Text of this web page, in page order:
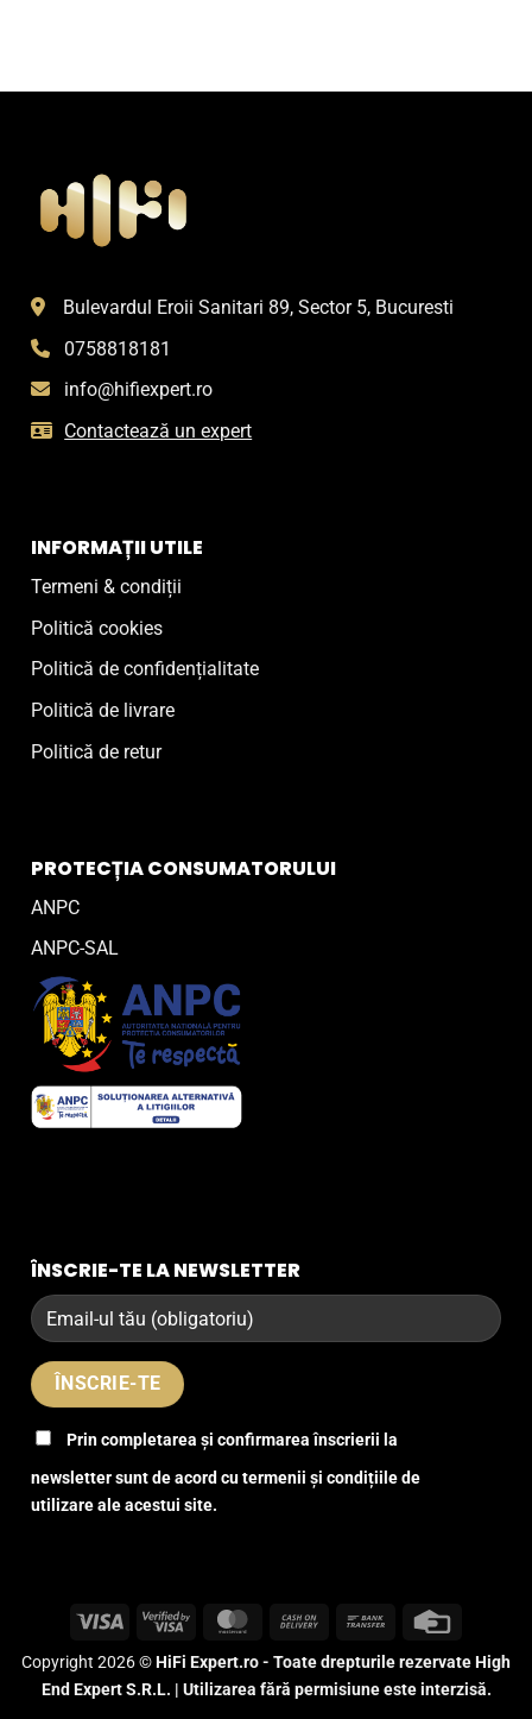
Bulevardul Eroii Sanitari 89, Sector 5, Bucuresti
0758818181
info@hifiexpert.ro
Contactează un expert
INFORMAȚII UTILE
Termeni & condiții
Politică cookies
Politică de confidențialitate
Politică de livrare
Politică de retur
PROTECȚIA CONSUMATORULUI
ANPC
ANPC-SAL
ÎNSCRIE-TE LA NEWSLETTER
Prin completarea și confirmarea înscrierii la
newsletter sunt de acord cu termenii și condițiile de
utilizare ale acestui site.
Visa
Visa
MasterCardCash
Delivery
Bank
Copyright 2026 ©HiFi Expert.ro - Toate drepturile rezervate High
End Expert S.R.L. | Utilizarea fără permisiune este interzisă.